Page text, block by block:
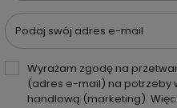
Podaj swój adres e-mail
Wyrażam zgodę na
(adres e-mail) na potrzeby
handlową (marketing).